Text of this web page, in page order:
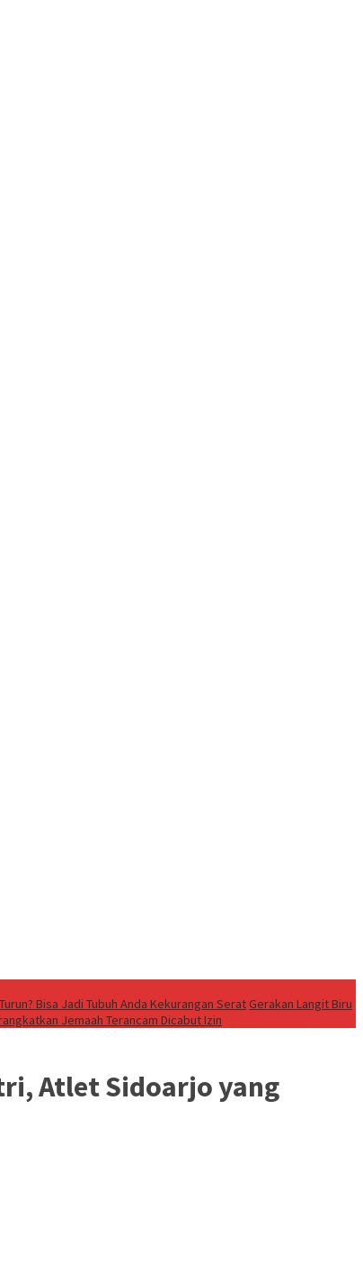
Bisa Jadi Tubuh Anda Kekurangan SeratGerakan Langit Biru
Jemaah Terancam Dicabut Izin
Atlet Sidoarjo yang